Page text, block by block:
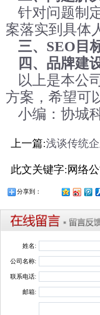
针对问题制
案落实到具体
三、SEO目
四、品牌建
以上是本公
方案，希望可
小编：协城
上一篇:浅谈传统
此文关键字:网络
分享到：
姓名:
公司名称:
联系电话:
邮箱: